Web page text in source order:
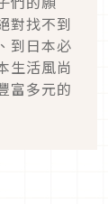
對找不到
到日本必
生活風尚
富多元的